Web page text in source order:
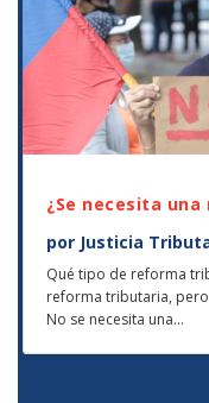
¿Se necesita
por Justicia
Qué tipo de reforma
reforma tributaria,
No se necesita una...